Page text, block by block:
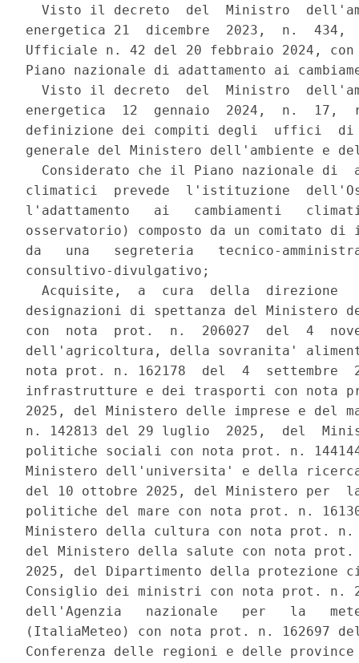
Visto il decreto  del  Ministro
energetica 21  dicembre  2023,  n.
Ufficiale n. 42 del 20 febbraio 2024,
Piano nazionale di adattamento ai
Visto il decreto  del  Ministro
energetica  12  gennaio  2024,  n.  17,
definizione dei compiti degli  uffici
generale del Ministero dell'ambiente e
Considerato che il Piano nazionale di
climatici  prevede  l'istituzione
l'adattamento   ai   cambiamenti
osservatorio) composto da un comitato
da   una   segreteria   tecnico-
consultivo-divulgativo;
Acquisite,  a  cura  della  direzione
designazioni di spettanza del Ministero
con  nota  prot.  n.  206027  del  4
dell'agricoltura, della sovranita'
nota prot. n. 162178  del  4  settembre
infrastrutture e dei trasporti con nota
2025, del Ministero delle imprese e del
n. 142813 del 29 luglio  2025,  del
politiche sociali con nota prot. n.
Ministero dell'universita' e della
del 10 ottobre 2025, del Ministero per
politiche del mare con nota prot. n.
Ministero della cultura con nota prot. n.
del Ministero della salute con nota prot.
2025, del Dipartimento della protezione
Consiglio dei ministri con nota prot. n.
dell'Agenzia   nazionale   per   la
(ItaliaMeteo) con nota prot. n. 162697
Conferenza delle regioni e delle